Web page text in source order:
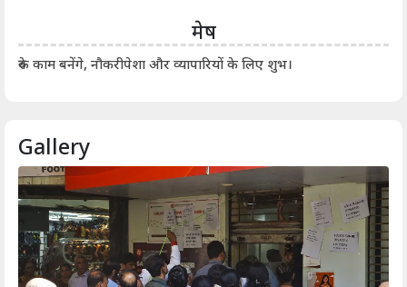
मेष
रुके काम बनेंगे, नौकरीपेशा और व्यापारियों के लिए शुभ।
Gallery